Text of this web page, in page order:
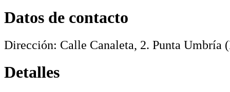
Datos de contacto
Dirección: Calle Canaleta, 2. Punta Umbría
Detalles